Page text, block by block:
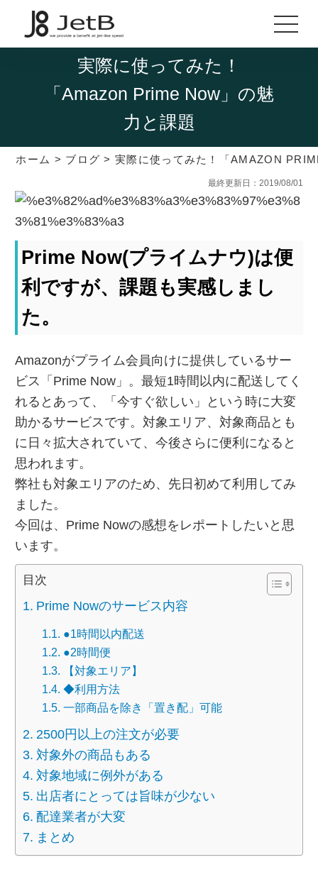
実際に使ってみた！
「Amazon Prime Now」の魅
力と課題
ホーム > ブログ >実際に使ってみた！「AMAZON
最終更新日：2019/08/01
Prime Now(プライムナウ)は便
利ですが、課題も実感しまし
た。
Amazonがプライム会員向けに提供しているサー
ビス「Prime Now」。最短1時間以内に配送してく
れるとあって、「今すぐ欲しい」という時に大変
助かるサービスです。対象エリア、対象商品とも
に日々拡大されていて、今後さらに便利になると
思われます。
弊社も対象エリアのため、先日初めて利用してみ
ました。
今回は、Prime Nowの感想をレポートしたいと思
います。
目次
Prime Nowのサービス内容
●1時間以内配送
●2時間便
【対象エリア】
◆利用方法
一部商品を除き「置き配」可能
2500円以上の注文が必要
対象外の商品もある
対象地域に例外がある
出店者にとっては旨味が少ない
配達業者が大変
まとめ